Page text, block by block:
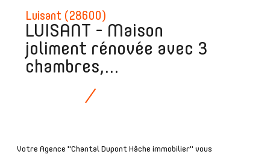
Luisant (28600)
LUISANT - Maison
joliment rénovée avec 3
chambres,...
Votre Agence "Chantal Dupont Hâche immobilier" vous